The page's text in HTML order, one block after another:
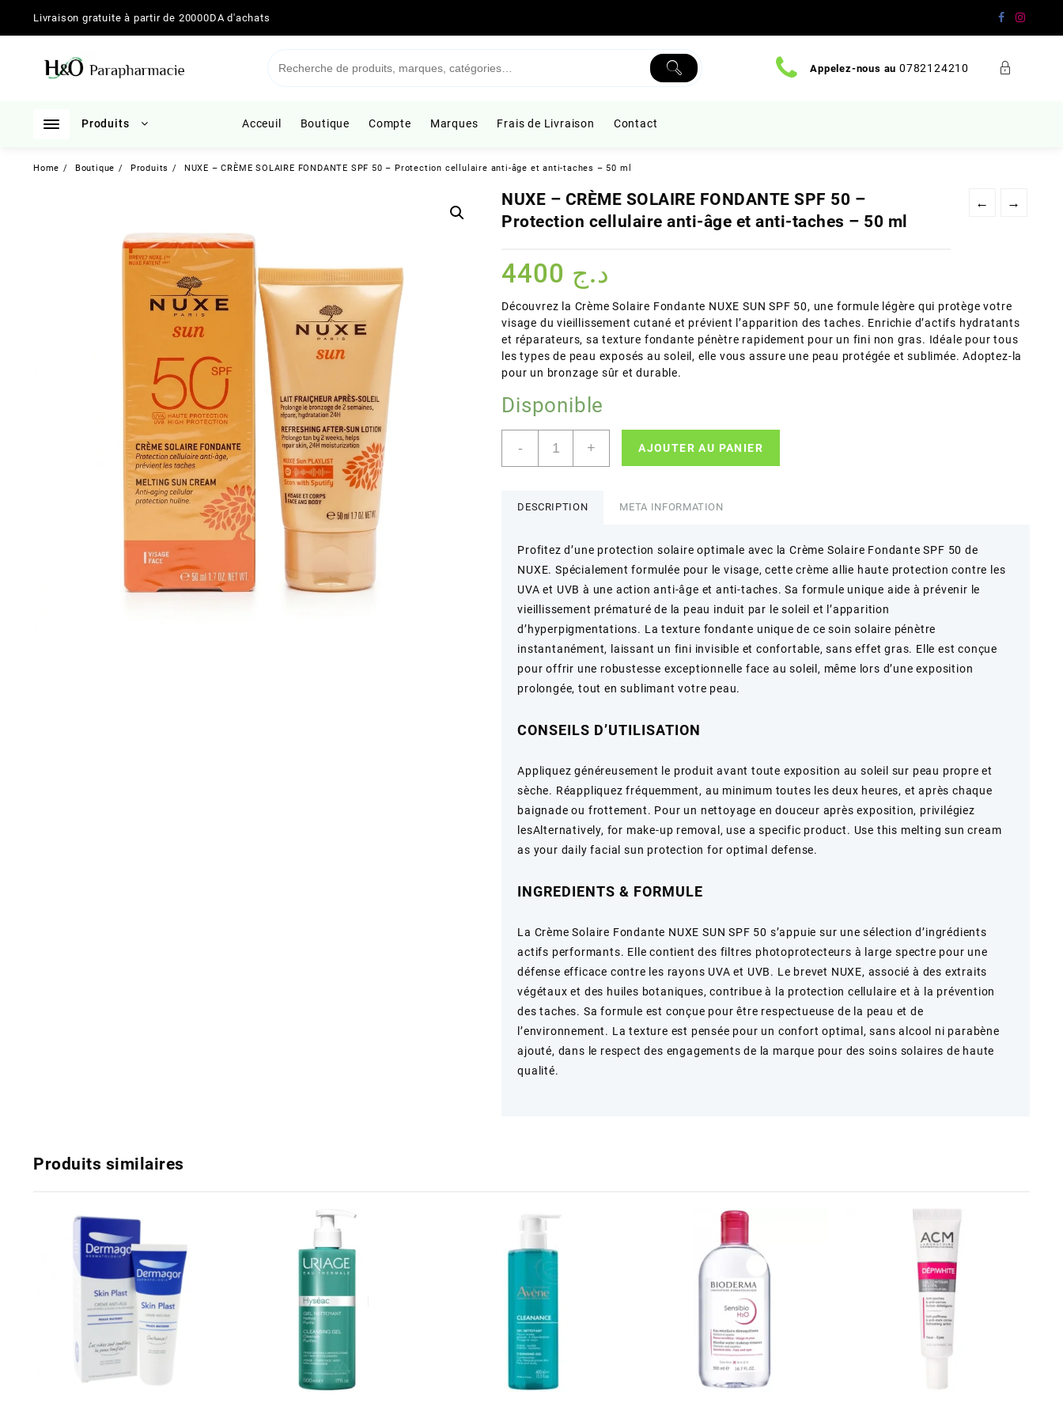
Livraison gratuite à partir de 20000DA d'achats
Appelez-nous au 0782124210
Produits Acceuil Boutique Compte Marques Frais de Livraison Contact
Home Boutique Produits NUXE – CRÈME SOLAIRE FONDANTE SPF 50 – Protection cellulaire anti-âge et anti-taches – 50 ml
← →
NUXE – CRÈME SOLAIRE FONDANTE SPF 50 –
Protection cellulaire anti-âge et anti-taches – 50 ml
د.ج
Découvrez la Crème Solaire Fondante NUXE SUN SPF 50, une formule légère qui protège votre
visage du vieillissement cutané et prévient l’apparition des taches. Enrichie d’actifs hydratants
et réparateurs, sa texture fondante pénètre rapidement pour un fini non gras. Idéale pour tous
les types de peau exposés au soleil, elle vous assure une peau protégée et sublimée. Adoptez-la
pour un bronzage sûr et durable.
Disponible
-
NUXE
CRÈME
SPF
50
–
Protection
anti-
âge
et
anti-
50
+ AJOUTER AU PANIER
DESCRIPTION META INFORMATION
Profitez d’une protection solaire optimale avec la Crème Solaire Fondante SPF 50 de
NUXE. Spécialement formulée pour le visage, cette crème allie haute protection contre les
UVA et UVB à une action anti-âge et anti-taches. Sa formule unique aide à prévenir le
vieillissement prématuré de la peau induit par le soleil et l’apparition
d’hyperpigmentations. La texture fondante unique de ce soin solaire pénètre
instantanément, laissant un fini invisible et confortable, sans effet gras. Elle est conçue
pour offrir une robustesse exceptionnelle face au soleil, même lors d’une exposition
prolongée, tout en sublimant votre peau.
CONSEILS D’UTILISATION
Appliquez généreusement le produit avant toute exposition au soleil sur peau propre et
sèche. Réappliquez fréquemment, au minimum toutes les deux heures, et après chaque
baignade ou frottement. Pour un nettoyage en douceur après exposition, privilégiez
lesAlternatively, for make-up removal, use a specific product. Use this melting sun cream
as your daily facial sun protection for optimal defense.
INGREDIENTS & FORMULE
La Crème Solaire Fondante NUXE SUN SPF 50 s’appuie sur une sélection d’ingrédients
actifs performants. Elle contient des filtres photoprotecteurs à large spectre pour une
défense efficace contre les rayons UVA et UVB. Le brevet NUXE, associé à des extraits
végétaux et des huiles botaniques, contribue à la protection cellulaire et à la prévention
des taches. Sa formule est conçue pour être respectueuse de la peau et de
l’environnement. La texture est pensée pour un confort optimal, sans alcool ni parabène
ajouté, dans le respect des engagements de la marque pour des soins solaires de haute
qualité.
Produits similaires